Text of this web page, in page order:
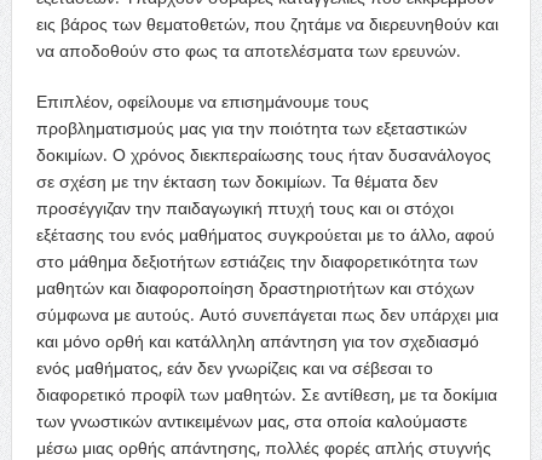
εις βάρος των θεματοθετών, που ζητάμε να διερευνηθούν και
να αποδοθούν στο φως τα αποτελέσματα των ερευνών.
Επιπλέον, οφείλουμε να επισημάνουμε τους
προβληματισμούς μας για την ποιότητα των εξεταστικών
δοκιμίων. Ο χρόνος διεκπεραίωσης τους ήταν δυσανάλογος
σε σχέση με την έκταση των δοκιμίων. Τα θέματα δεν
προσέγγιζαν την παιδαγωγική πτυχή τους και οι στόχοι
εξέτασης του ενός μαθήματος συγκρούεται με το άλλο, αφού
στο μάθημα δεξιοτήτων εστιάζεις την διαφορετικότητα των
μαθητών και διαφοροποίηση δραστηριοτήτων και στόχων
σύμφωνα με αυτούς. Αυτό συνεπάγεται πως δεν υπάρχει μια
και μόνο ορθή και κατάλληλη απάντηση για τον σχεδιασμό
ενός μαθήματος, εάν δεν γνωρίζεις και να σέβεσαι το
διαφορετικό προφίλ των μαθητών. Σε αντίθεση, με τα δοκίμια
των γνωστικών αντικειμένων μας, στα οποία καλούμαστε
μέσω μιας ορθής απάντησης, πολλές φορές απλής στυγνής